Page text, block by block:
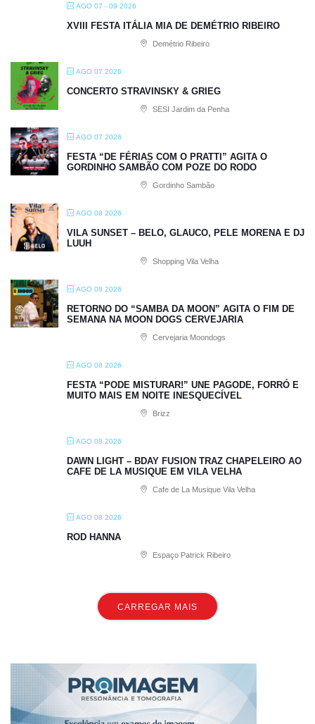
AGO 07 - 09 2026
XVIII FESTA ITÁLIA MIA DE DEMÉTRIO RIBEIRO
Demétrio Ribeiro
AGO 07 2026
CONCERTO STRAVINSKY & GRIEG
SESI Jardim da Penha
AGO 07 2026
FESTA “DE FÉRIAS COM O PRATTI” AGITA O
GORDINHO SAMBÃO COM POZE DO RODO
Gordinho Sambão
AGO 08 2026
VILA SUNSET – BELO, GLAUCO, PELE MORENA E DJ
LUUH
Shopping Vila Velha
AGO 08 2026
RETORNO DO “SAMBA DA MOON” AGITA O FIM DE
SEMANA NA MOON DOGS CERVEJARIA
Cervejaria Moondogs
AGO 08 2026
FESTA “PODE MISTURAR!” UNE PAGODE, FORRÓ E
MUITO MAIS EM NOITE INESQUECÍVEL
Brizz
AGO 08 2026
DAWN LIGHT – BDAY FUSION TRAZ CHAPELEIRO AO
CAFE DE LA MUSIQUE EM VILA VELHA
Cafe de La Musique Vila Velha
AGO 08 2026
ROD HANNA
Espaço Patrick Ribeiro
CARREGAR MAIS